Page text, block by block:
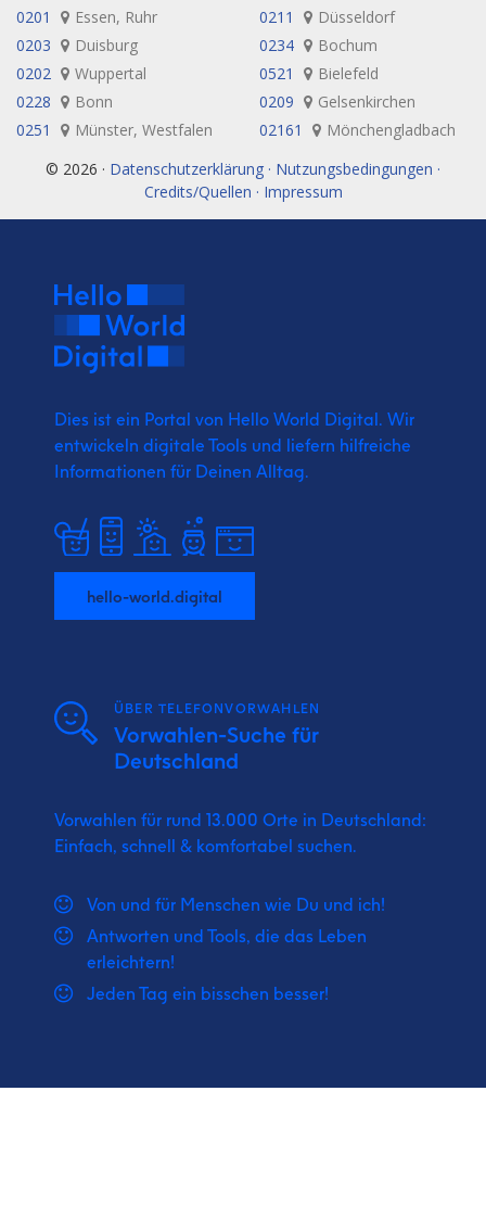
0201
Essen, Ruhr 0211
Düsseldorf
0203
Duisburg 0234
Bochum
0202
Wuppertal 0521
Bielefeld
0228
Bonn 0209
Gelsenkirchen
0251
Münster, Westfalen 02161
Mönchengladbach
© 2026 · Datenschutzerklärung · Nutzungsbedingungen ·
Credits/Quellen · Impressum
Dies ist ein Portal von Hello World Digital. Wir
entwickeln digitale Tools und liefern hilfreiche
Informationen für Deinen Alltag.
hello-world.digital
ÜBER TELEFONVORWAHLEN
Vorwahlen-Suche für
Deutschland
Vorwahlen für rund 13.000 Orte in Deutschland:
Einfach, schnell & komfortabel suchen.
Von und für Menschen wie Du und ich!
Antworten und Tools, die das Leben
erleichtern!
Jeden Tag ein bisschen besser!